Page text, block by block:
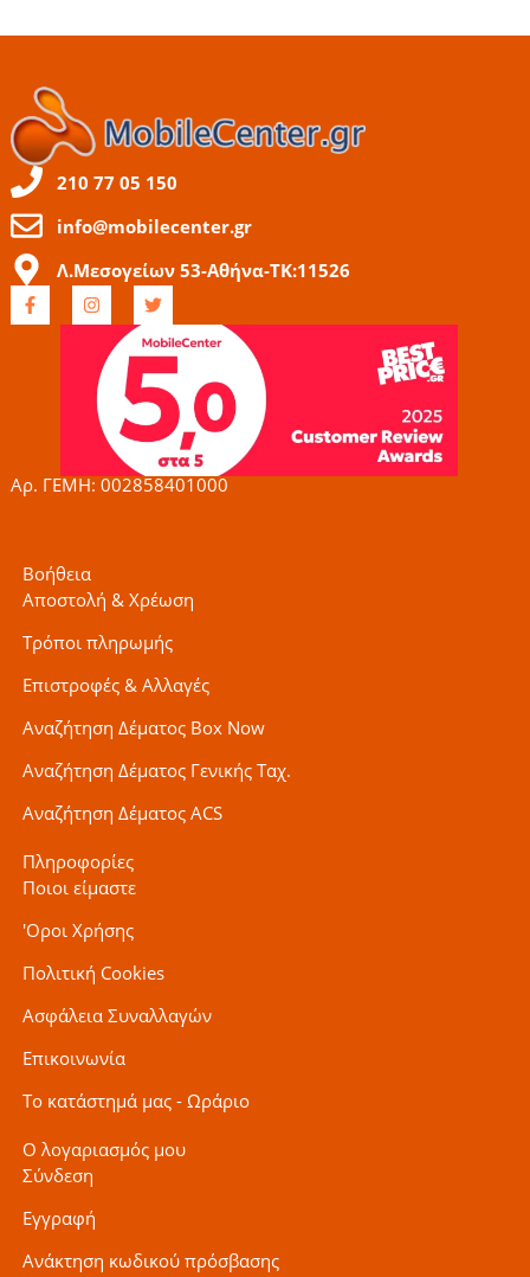
210 77 05 150
info@mobilecenter.gr
Λ.Μεσογείων 53-Αθήνα-ΤΚ:11526
F
a
c
I
n
s
g
r
a
m
T
w
t
t
e
r
Αρ. ΓΕΜΗ: 002858401000
Βοήθεια
Αποστολή & Χρέωση
Τρόποι πληρωμής
Επιστροφές & Αλλαγές
Αναζήτηση Δέματος Box Now
Αναζήτηση Δέματος Γενικής Ταχ.
Αναζήτηση Δέματος ACS
Πληροφορίες
Ποιοι είμαστε
'Οροι Χρήσης
Πολιτική Cookies
Ασφάλεια Συναλλαγών
Επικοινωνία
Το κατάστημά μας - Ωράριο
Ο λογαριασμός μου
Σύνδεση
Εγγραφή
Ανάκτηση κωδικού πρόσβασης